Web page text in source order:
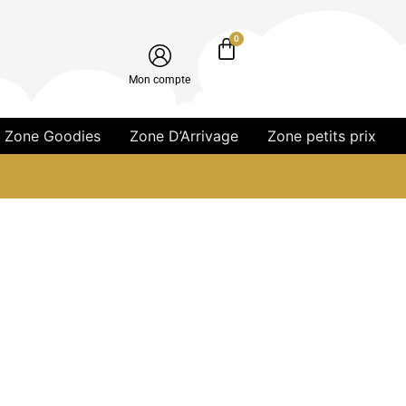
Mon compte
0
Zone Goodies Zone D’Arrivage Zone petits prix